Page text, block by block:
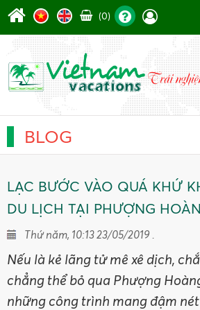
(0)
BLOG
LẠC BƯỚC VÀO QUÁ KHỨ
DU LỊCH TẠI PHƯỢNG
Thứ năm, 10:13 23/05/2019 .
Nếu là kẻ lãng tử mê xê dịch,
chẳng thể bỏ qua Phượng
những công trình mang đậm